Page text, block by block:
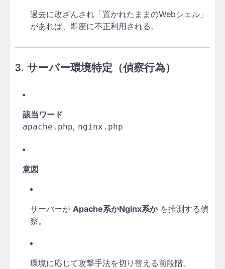
過去に改ざんされ「置かれたままのWebシェル」
があれば、即座に不正利用される。
3. サーバー環境特定（偵察行為）
該当ワード
apache.php, nginx.php
意図
サーバーが Apache系かNginx系かを推測する偵
察。
環境に応じて攻撃手法を切り替える前段階。